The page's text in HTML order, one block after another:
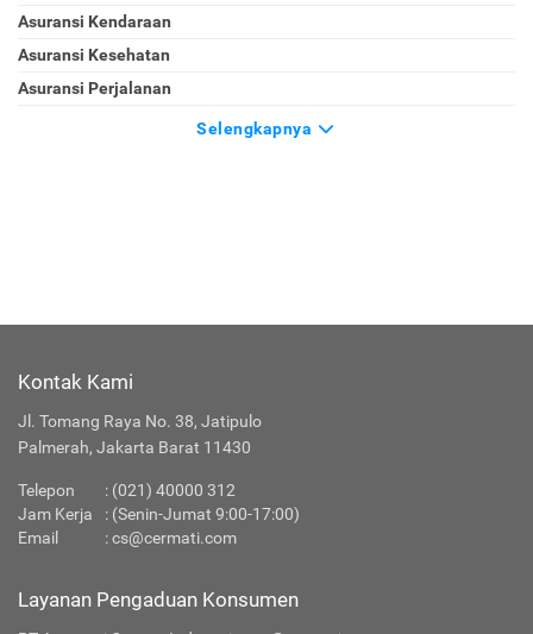
Asuransi Kendaraan
Asuransi Kesehatan
Asuransi Perjalanan
Selengkapnya
Kontak Kami
Jl. Tomang Raya No. 38, Jatipulo
Palmerah, Jakarta Barat 11430
Telepon : (021) 40000 312
Jam Kerja
: (Senin-Jumat 9:00-17:00)
Email
:cs@cermati.com
Layanan Pengaduan Konsumen